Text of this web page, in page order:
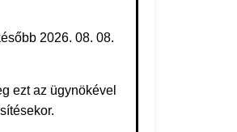
2026. 08. 08.
ezt az ügynökével